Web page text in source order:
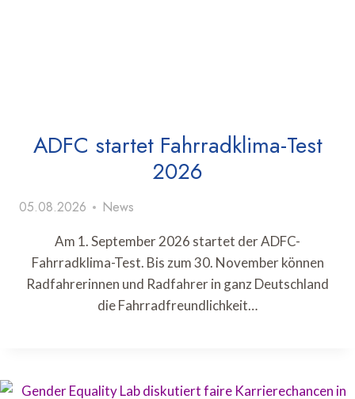
ADFC startet Fahrradklima-Test
2026
05.08.2026 News
Am 1. September 2026 startet der ADFC-
Fahrradklima-Test. Bis zum 30. November können
Radfahrerinnen und Radfahrer in ganz Deutschland
die Fahrradfreundlichkeit…